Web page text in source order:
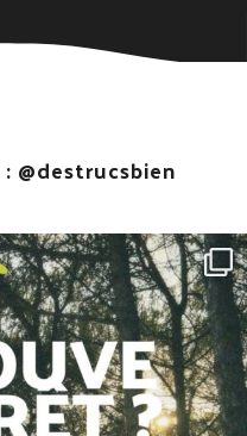
@destrucsbien